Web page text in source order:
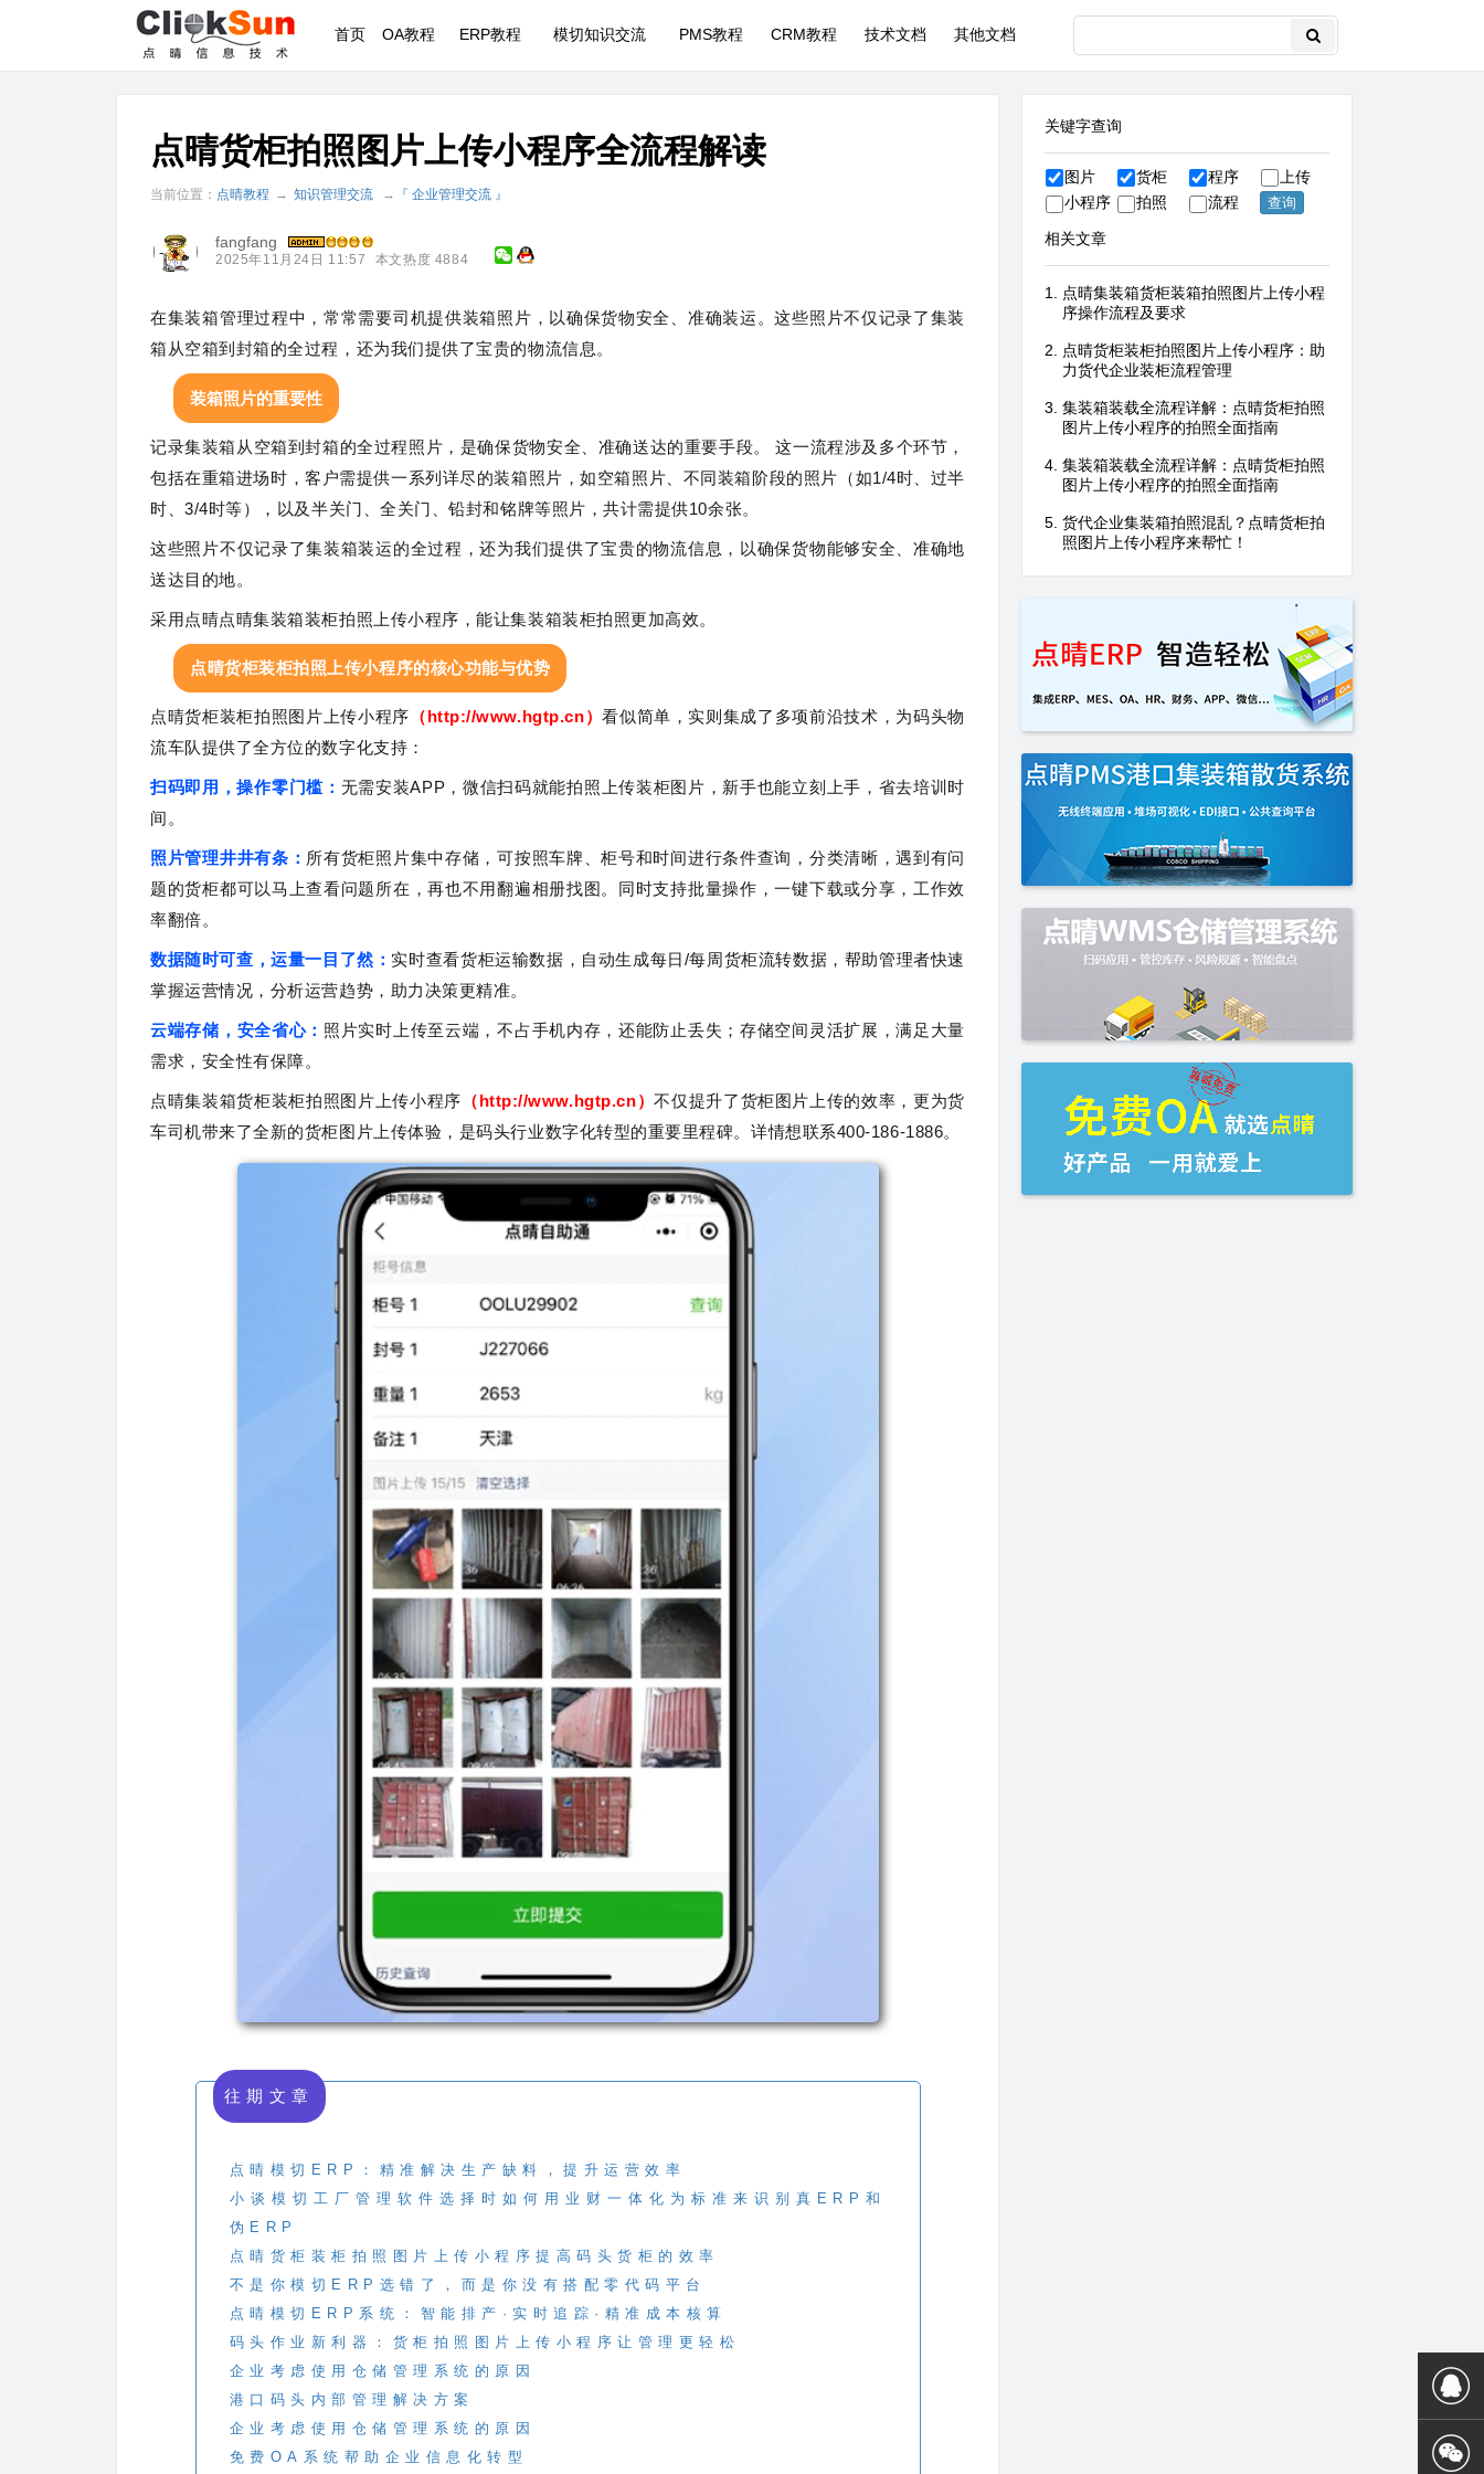
首页 OA教程 ERP教程 模切知识交流 PMS教程 CRM教程 技术文档 其他文档
点晴货柜拍照图片上传小程序全流程解读
当前位置： 点晴教程 → 知识管理交流 → 『 企业管理交流 』
fangfang
2025年11月24日 11:57 本文热度 4884
在集装箱管理过程中，常常需要司机提供装箱照片，以确保货物安全、准确装运。这些照片不仅记录了集装
箱从空箱到封箱的全过程，还为我们提供了宝贵的物流信息。
装箱照片的重要性
记录集装箱从空箱到封箱的全过程照片，是确保货物安全、准确送达的重要手段。 这一流程涉及多个环节，
包括在重箱进场时，客户需提供一系列详尽的装箱照片，如空箱照片、不同装箱阶段的照片（如1/4时、过半
时、3/4时等），以及半关门、全关门、铅封和铭牌等照片，共计需提供10余张。
这些照片不仅记录了集装箱装运的全过程，还为我们提供了宝贵的物流信息，以确保货物能够安全、准确地
送达目的地。
采用点晴点晴集装箱装柜拍照上传小程序，能让集装箱装柜拍照更加高效。
点晴货柜装柜拍照上传小程序的核心功能与优势
点晴货柜装柜拍照图片上传小程序 （http://www.hgtp.cn）看似简单，实则集成了多项前沿技术，为码头物
流车队提供了全方位的数字化支持：
扫码即用，操作零门槛： 无需安装APP，微信扫码就能拍照上传装柜图片，新手也能立刻上手，省去培训时
间。
照片管理井井有条： 所有货柜照片集中存储，可按照车牌、柜号和时间进行条件查询，分类清晰，遇到有问
题的货柜都可以马上查看问题所在，再也不用翻遍相册找图。同时支持批量操作，一键下载或分享，工作效
率翻倍。
数据随时可查，运量一目了然： 实时查看货柜运输数据，自动生成每日/每周货柜流转数据，帮助管理者快速
掌握运营情况，分析运营趋势，助力决策更精准。
云端存储，安全省心： 照片实时上传至云端，不占手机内存，还能防止丢失；存储空间灵活扩展，满足大量
需求，安全性有保障。
点晴集装箱货柜装柜拍照图片上传小程序 （http://www.hgtp.cn）不仅提升了货柜图片上传的效率，更为货
车司机带来了全新的货柜图片上传体验，是码头行业数字化转型的重要里程碑。详情想联系400-186-1886。
往期文章
点晴模切ERP：精准解决生产缺料，提升运营效率
小谈模切工厂管理软件选择时如何用业财一体化为标准来识别真ERP和
伪ERP
点晴货柜装柜拍照图片上传小程序提高码头货柜的效率
不是你模切ERP选错了，而是你没有搭配零代码平台
点晴模切ERP系统：智能排产·实时追踪·精准成本核算
码头作业新利器：货柜拍照图片上传小程序让管理更轻松
企业考虑使用仓储管理系统的原因
港口码头内部管理解决方案
企业考虑使用仓储管理系统的原因
免费OA系统帮助企业信息化转型
关键字查询
图片 货柜 程序
上传
小程序
拍照 流程
相关文章
点晴集装箱货柜装箱拍照图片上传小程
序操作流程及要求
点晴货柜装柜拍照图片上传小程序：助
力货代企业装柜流程管理
集装箱装载全流程详解：点晴货柜拍照
图片上传小程序的拍照全面指南
集装箱装载全流程详解：点晴货柜拍照
图片上传小程序的拍照全面指南
货代企业集装箱拍照混乱？点晴货柜拍
照图片上传小程序来帮忙！